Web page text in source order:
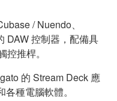
/ Nuendo、
DAW 控制器，配備具
推桿。
的 Stream Deck 應
種電腦軟體。